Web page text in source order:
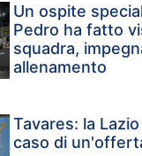
Un ospite
Pedro ha fatto
squadra,
allenamento
Tavares: la
caso di